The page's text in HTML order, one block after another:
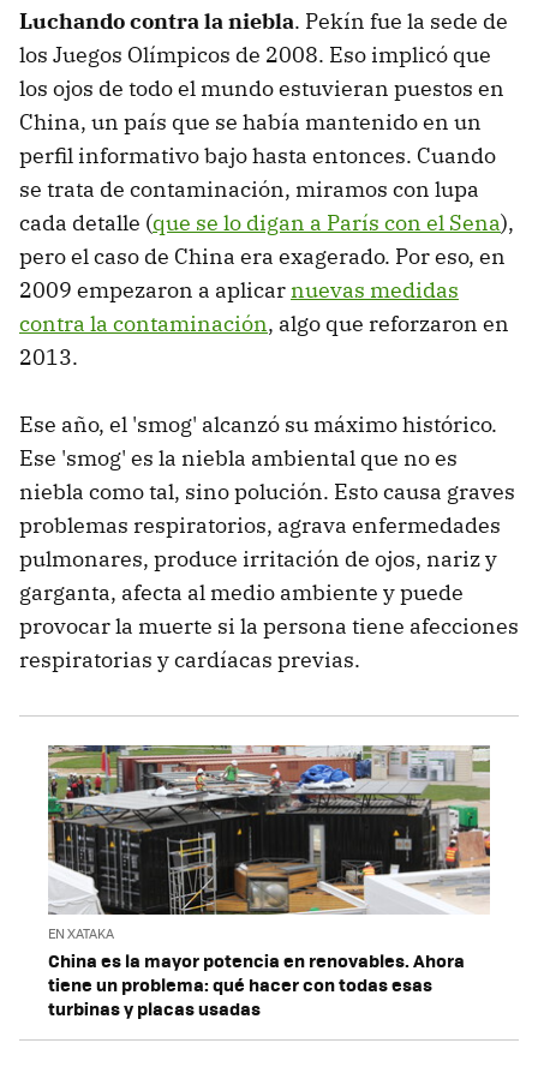
Luchando contra la niebla. Pekín fue la sede de
los Juegos Olímpicos de 2008. Eso implicó que
los ojos de todo el mundo estuvieran puestos en
China, un país que se había mantenido en un
perfil informativo bajo hasta entonces. Cuando
se trata de contaminación, miramos con lupa
cada detalle (que se lo digan a París con el Sena),
pero el caso de China era exagerado. Por eso, en
2009 empezaron a aplicarnuevas medidas
contra la contaminación, algo que reforzaron en
2013.
Ese año, el 'smog' alcanzó su máximo histórico.
Ese 'smog' es la niebla ambiental que no es
niebla como tal, sino polución. Esto causa graves
problemas respiratorios, agrava enfermedades
pulmonares, produce irritación de ojos, nariz y
garganta, afecta al medio ambiente y puede
provocar la muerte si la persona tiene afecciones
respiratorias y cardíacas previas.
EN XATAKA
China es la mayor potencia en renovables. Ahora
tiene un problema: qué hacer con todas esas
turbinas y placas usadas